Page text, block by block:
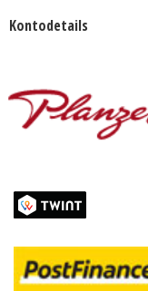
Kontodetails